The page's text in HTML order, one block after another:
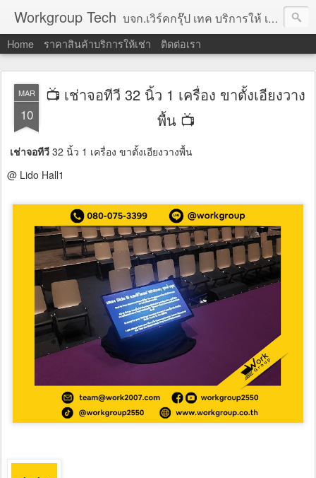
Workgroup Tech บจก.เวิร์คกรุ๊ป เทค บริการให้ เช่าคอมพิวเตอร์ โน้ตบุ๊ค โปรเจคเตอร์ ทีวีจอแบน จอทัชสกรีน ตู้คีออส วีดีโอวอล และอุปกรณ์อื่น ๆ บริการให้เช่าเป็น รายวัน
Home ราคาสินค้าบริการให้เช่า ติดต่อเรา
MAR
10
📺 เช่าจอทีวี 32 นิ้ว 1 เครื่อง ขาตั้งเอียงวาง
พื้น 📺
เช่าจอทีวี 32 นิ้ว 1 เครื่อง ขาตั้งเอียงวางพื้น
@ Lido Hall1